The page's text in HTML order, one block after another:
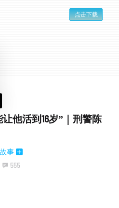
点击下载
他活到16岁”｜刑警陈
事
555